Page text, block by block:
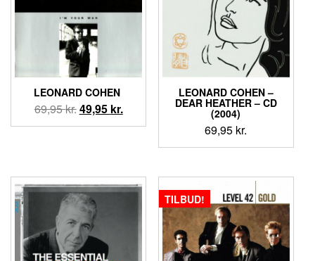
LEONARD COHEN ‎
69,95kr.Den
oprindelige
49,95 kr.Den
aktuelle
LEONARD COHEN ‎–
DEAR HEATHER – CD
(2004)
69,95 kr.
TILBUD!